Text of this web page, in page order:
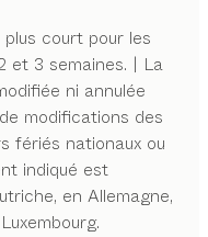
plus court pour les
et 3 semaines. | La
ni annulée
modifications des
fériés nationaux ou
indiqué est
en Allemagne,